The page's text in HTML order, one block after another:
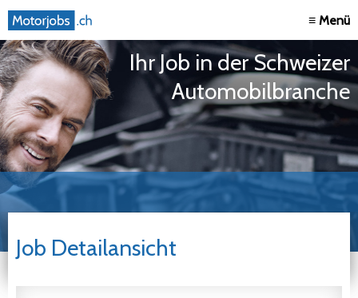
≡ Menü
Ihr Job in der Schweizer
Automobilbranche
Job Detailansicht